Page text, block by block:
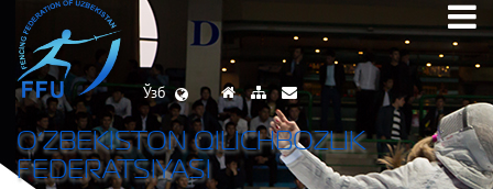
Ўзб
O’ZBEKISTON QILICHBOZLIK
FEDERATSIYASI